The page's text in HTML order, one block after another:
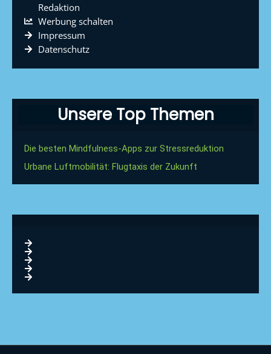
Redaktion
Werbung schalten
Impressum
Datenschutz
Unsere Top Themen
Die besten Mindfulness-Apps zur Stressreduktion
Urbane Luftmobilität: Flugtaxis der Zukunft